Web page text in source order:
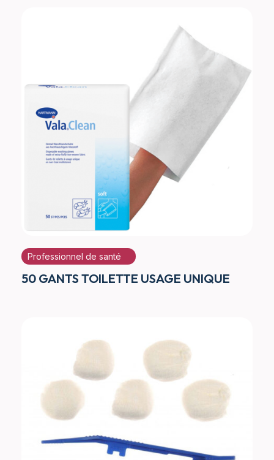
Professionnel de santé
50 GANTS TOILETTE USAGE UNIQUE